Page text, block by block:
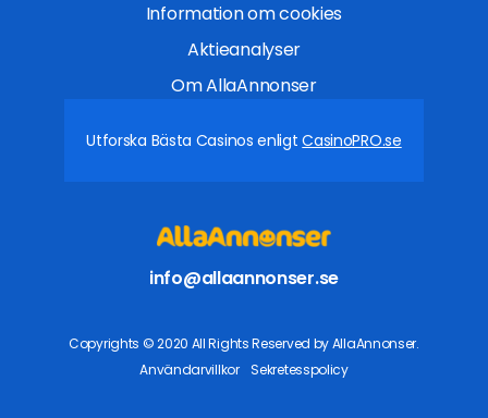
Information om cookies
Aktieanalyser
Om AllaAnnonser
Utforska Bästa Casinos enligtCasinoPRO.se
info@allaannonser.se
Copyrights © 2020 All Rights Reserved by AllaAnnonser.
Användarvillkor
Sekretesspolicy